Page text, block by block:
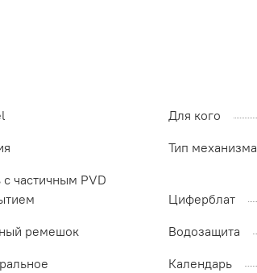
Для кого
Тип механизма
с частичным PVD
Циферблат
ремешок Водозащита
Календарь